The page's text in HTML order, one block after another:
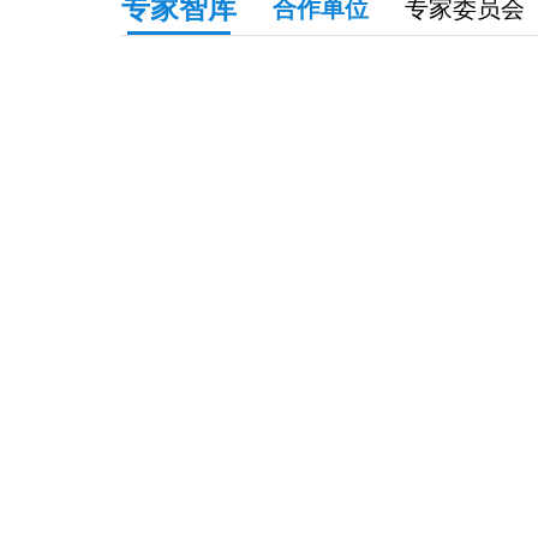
专家智库 合作单位 专家委员会